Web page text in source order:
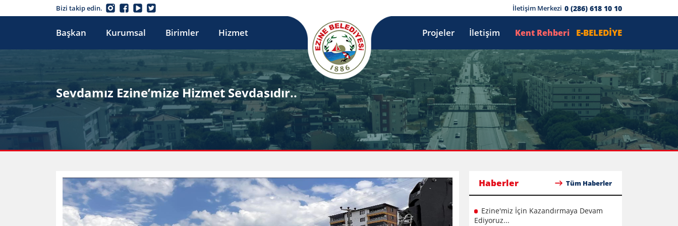
Bizi takip edin. İletişim Merkezi 0 (286) 618 10 10
Başkan Kurumsal Birimler Hizmet Projeler İletişim Kent Rehberi E-BELEDİYE
Sevdamız Ezine’mize Hizmet Sevdasıdır..
Haberler Tüm Haberler
Ezine'miz İçin Kazandırmaya Devam
Ediyoruz...